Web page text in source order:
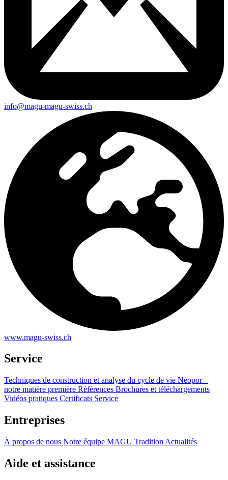
info@magu-magu-swiss.ch
www.magu-swiss.ch
Service
Techniques de construction et analyse du cycle de vie Neopor –
notre matière première Références Brochures et téléchargements
Vidéos pratiques Certificats Service
Entreprises
À propos de nous Notre équipe MAGU Tradition Actualités
Aide et assistance